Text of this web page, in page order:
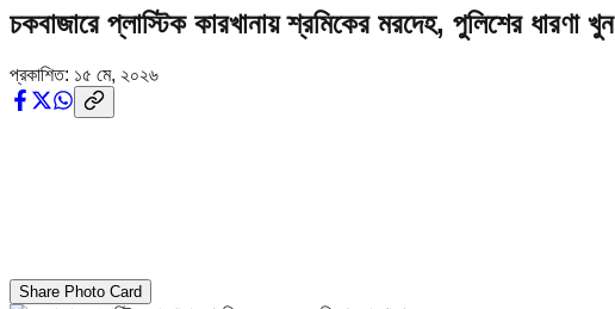
চকবাজারে প্লাস্টিক কারখানায় শ্রমিকের মরদেহ, পুলিশের ধারণা খুন
প্রকাশিত: ১৫ মে, ২০২৬
Share Photo Card